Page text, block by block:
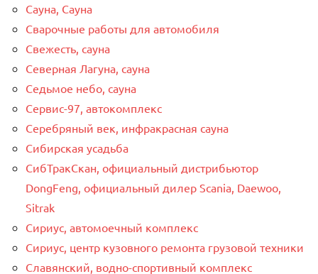
Сауна, Сауна
Сварочные работы для автомобиля
Свежесть, сауна
Северная Лагуна, сауна
Седьмое небо, сауна
Сервис-97, автокомплекс
Серебряный век, инфракрасная сауна
Сибирская усадьба
СибТракСкан, официальный дистрибьютор
DongFeng, официальный дилер Scania, Daewoo,
Sitrak
Сириус, автомоечный комплекс
Сириус, центр кузовного ремонта грузовой техники
Славянский, водно-спортивный комплекс